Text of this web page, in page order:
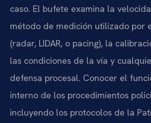
caso. El bufete examina la
método de medición utilizado por
(radar, LIDAR, o pacing), la
las condiciones de la vía y
defensa procesal. Conocer el
interno de los procedimientos
incluyendo los protocolos de la